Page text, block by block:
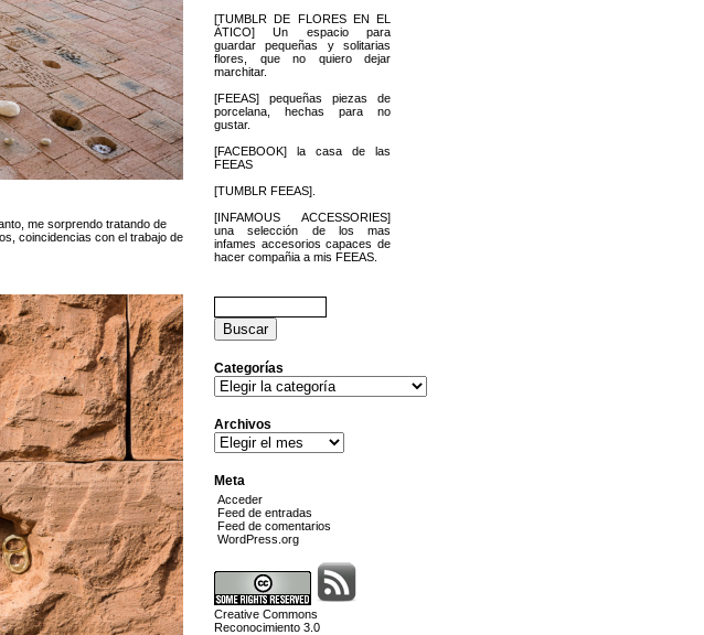
me sorprendo tratando de
coincidencias con el trabajo de
[TUMBLR DE FLORES EN EL
ÁTICO] Un espacio para
guardar pequeñas y solitarias
flores, que no quiero dejar
marchitar.
[FEEAS] pequeñas piezas de
porcelana, hechas para no
gustar.
[FACEBOOK] la casa de las
FEEAS
[TUMBLR FEEAS].
[INFAMOUS ACCESSORIES]
una selección de los mas
infames accesorios capaces de
hacer compañia a mis FEEAS.
Buscar:
Categorías
Categorías
Archivos
Archivos
Meta
Acceder
Feed de entradas
Feed de comentarios
WordPress.org
Creative Commons
Reconocimiento 3.0